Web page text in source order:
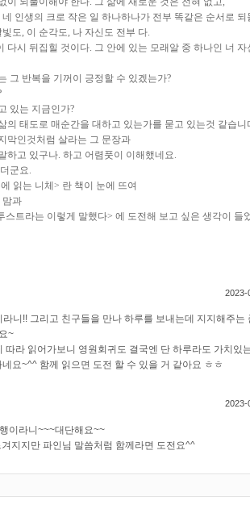
인생의 크로 작은 일 하나하나가 전부 똑같은 순서로 되
도, 이 순각도, 나 자신도 전부 다.
다시 뒤집힐 것이다. 그 안에 있는 모래알 중 하나인 너 자
그 반복을 기꺼이 긍정할 수 있겠는가?
있는 지금인가?
의 태도로 매순간을 대하고 있는가를 묻고 있는것 같습니
막인것처럼 살라는 그 문장과
하고 있구나. 하고 어렴풋이 이해했네요.
군요.
읽는 니체> 란 책이 눈에 뜨여
맘과
스트라는 이렇게 말했다> 에 도전해 보고 싶은 생각이 들
2023-
니!! 그리고 친구들을 만나 하루를 보내는데 지지해주
~
따라 읽어가보니 영원회귀도 결국엔 단 하루라도 가치있
요~^^ 함께 읽으면 도전 할 수 있을 거 같아요 ㅎㅎ
2023-
이라니~~~대단해요~~
지지만 파인님 말씀처럼 함께라면 도전요^^